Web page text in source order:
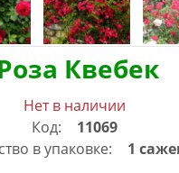
Квебек
Нет в наличии
Код:
11069
в упаковке:
1